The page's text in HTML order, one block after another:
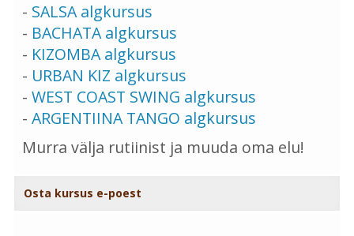
- SALSA algkursus
- BACHATA algkursus
- KIZOMBA algkursus
- URBAN KIZ algkursus
- WEST COAST SWING algkursus
- ARGENTIINA TANGO algkursus
Murra välja rutiinist ja muuda oma elu!
Osta kursus e-poest